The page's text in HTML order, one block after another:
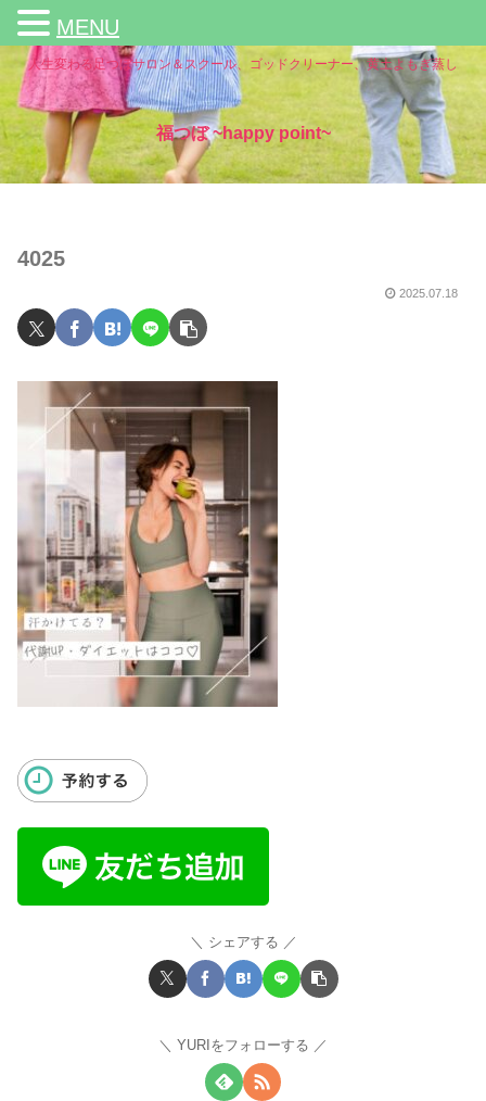
人生変わる足つぼサロン＆スクール、ゴッドクリーナー、黄土よもぎ蒸し
福つぼ ~happy point~
4025
2025.07.18
シェアする
YURIをフォローする
MENU